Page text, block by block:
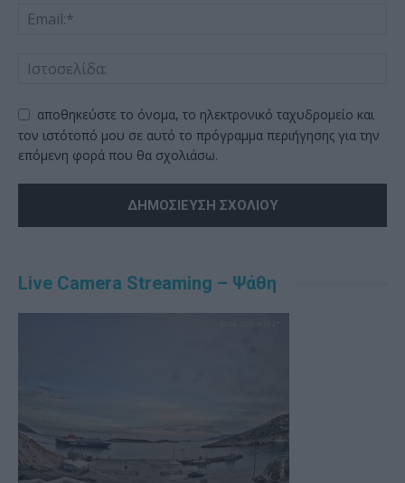
αποθηκεύστε το όνομα, το ηλεκτρονικό ταχυδρομείο και
τον ιστότοπό μου σε αυτό το πρόγραμμα περιήγησης για την
επόμενη φορά που θα σχολιάσω.
Live Camera Streaming – Ψάθη